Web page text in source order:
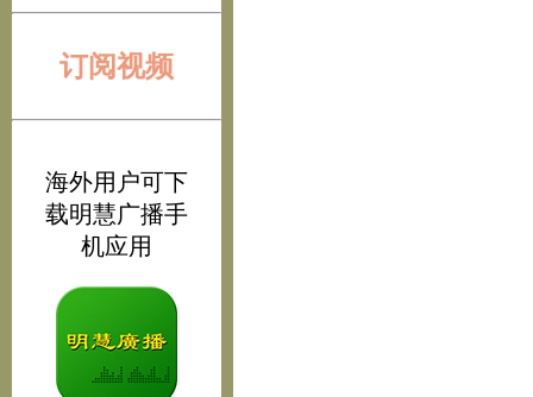
订阅视频
海外用户可下
载明慧广播手
机应用